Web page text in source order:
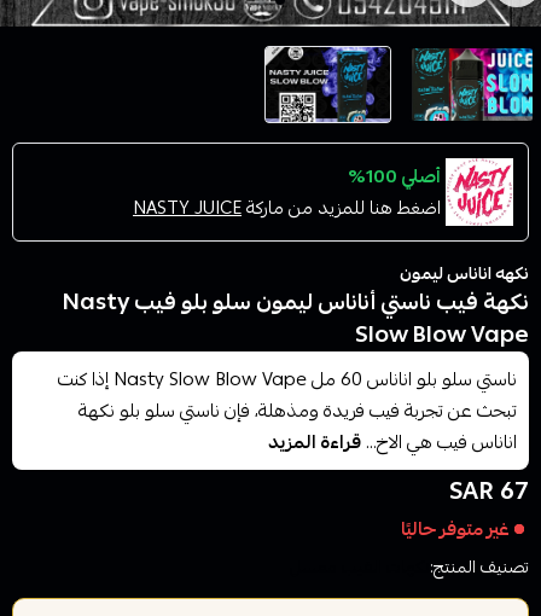
أصلي 100%
اضغط هنا للمزيد من ماركةNASTY JUICE
نكهه اناناس ليمون
نكهة فيب ناستي أناناس ليمون سلو بلو فيب Nasty
Slow Blow Vape
ناستي سلو بلو اناناس 60 مل Nasty Slow Blow Vape إذا كنت
تبحث عن تجربة فيب فريدة ومذهلة، فإن ناستي سلو بلو نكهة
اناناس فيب هي الاخ...قراءة المزيد
67 SAR
غير متوفر حاليًا
تصنيف المنتج: